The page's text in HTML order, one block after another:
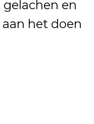
gelachen en
het doen